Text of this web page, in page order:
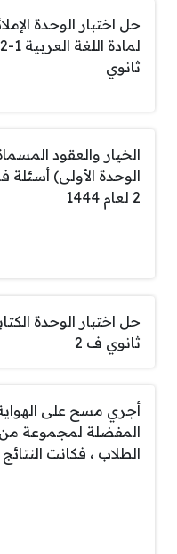
حل اختبار الوحدة
ثانوي
الخيار والعقود
الوحدة الأولى) أسئلة
2 لعام 1444
حل اختبار الوحدة
ثانوي ف 2
أجري مسح على
المفضلة لمجموعة من
الطلاب ، فكانت النتائج